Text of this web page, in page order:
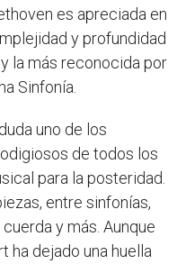
es apreciada en
y profundidad
la más reconocida por
Sinfonía.
uno de los
de todos los
para la posteridad.
entre sinfonías,
y más. Aunque
ha dejado una huella